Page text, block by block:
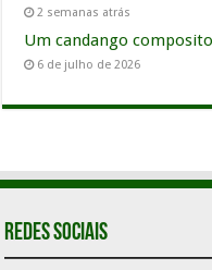
2 semanas atrás
Um candango
6 de julho de 2026
Redes Sociais